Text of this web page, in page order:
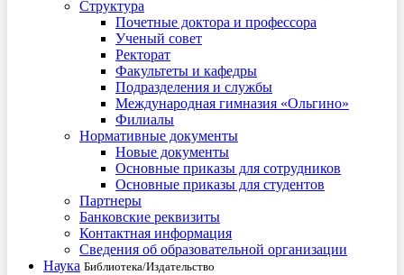
Структура
Почетные доктора и профессора
Ученый совет
Ректорат
Факультеты и кафедры
Подразделения и службы
Международная гимназия «Ольгино»
Филиалы
Нормативные документы
Новые документы
Основные приказы для сотрудников
Основные приказы для студентов
Партнеры
Банковские реквизиты
Контактная информация
Сведения об образовательной организации
Наука Библиотека/Издательство